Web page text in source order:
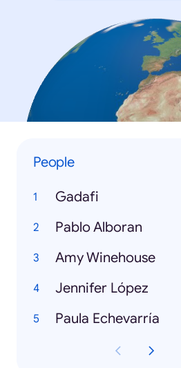
People
Gadafi
Pablo Alboran
Amy Winehouse
Jennifer López
Paula Echevarría